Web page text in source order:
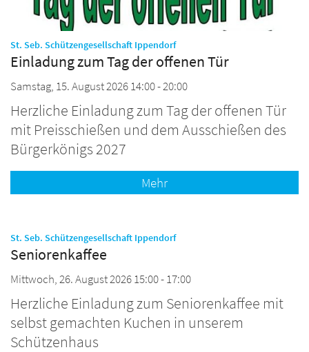
St. Seb. Schützengesellschaft Ippendorf:
Einladung zum Tag der offenen Tür
Samstag, 15. August 2026 14:00 - 20:00
Herzliche Einladung zum Tag der offenen Tür
mit Preisschießen und dem Ausschießen des
Bürgerkönigs 2027
Mehr
St. Seb. Schützengesellschaft Ippendorf:
Seniorenkaffee
Mittwoch, 26. August 2026 15:00 - 17:00
Herzliche Einladung zum Seniorenkaffee mit
selbst gemachten Kuchen in unserem
Schützenhaus